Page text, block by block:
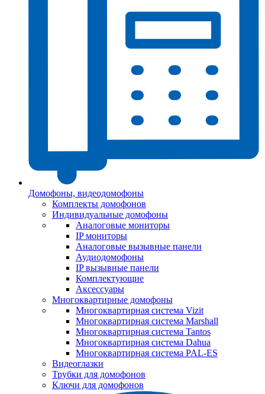
Домофоны, видеодомофоны
Комплекты домофонов
Индивидуальные домофоны
Аналоговые мониторы
IP мониторы
Аналоговые вызывные панели
Аудиодомофоны
IP вызывные панели
Комплектующие
Аксессуары
Многоквартирные домофоны
Многоквартирная система Vizit
Многоквартирная система Marshall
Многоквартирная система Tantos
Многоквартирная система Dahua
Многоквартирная система PAL-ES
Видеоглазки
Трубки для домофонов
Ключи для домофонов